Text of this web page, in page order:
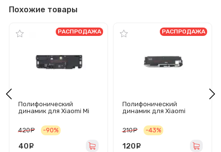
Похожие товары
Полифонический
динамик для Xiaomi Mi
РАСПРОДАЖА
420 руб.
-90%
40
Полифонический
динамик для Xiaomi
в сборе
РАСПРОДАЖА
210 руб.
-43%
120